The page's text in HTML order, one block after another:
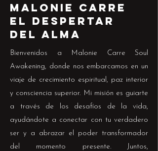
Malonie Carre
El despertar
del alma
Bienvenidos a Malonie Carre Soul
Awakening, donde nos embarcamos en un
viaje de crecimiento espiritual, paz interior
y consciencia superior. Mi misión es guiarte
a través de los desafíos de la vida,
ayudándote a conectar con tu verdadero
ser y a abrazar el poder transformador
del momento presente. Juntos,